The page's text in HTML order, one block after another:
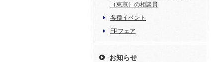
（東京）の相談員
各種イベント
FPフェア
お知らせ